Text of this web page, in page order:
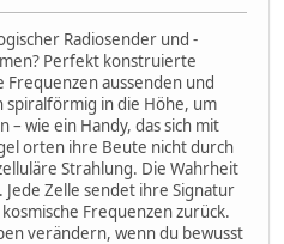
Radiosender und -
Perfekt konstruierte
Frequenzen aussenden und
in die Höhe, um
– wie ein Handy, das sich mit
orten ihre Beute nicht durch
Strahlung. Die Wahrheit
Zelle sendet ihre Signatur
Frequenzen zurück.
verändern, wenn du bewusst